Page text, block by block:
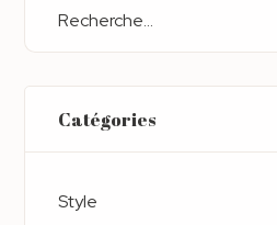
Catégories
Style